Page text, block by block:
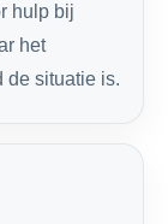
hulp bij
het
de situatie is.